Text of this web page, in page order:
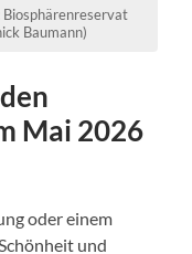
Baumann)
Mai 2026
oder einem
und